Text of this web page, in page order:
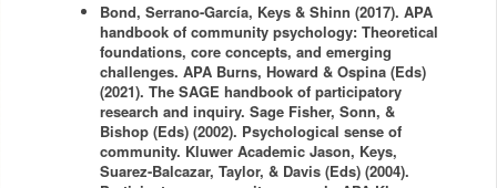
Bond, Serrano-García, Keys & Shinn (2017). APA
handbook of community psychology: Theoretical
foundations, core concepts, and emerging
challenges. APA Burns, Howard & Ospina (Eds)
(2021). The SAGE handbook of participatory
research and inquiry. Sage Fisher, Sonn, &
Bishop (Eds) (2002). Psychological sense of
community. Kluwer Academic Jason, Keys,
Suarez-Balcazar, Taylor, & Davis (Eds) (2004).